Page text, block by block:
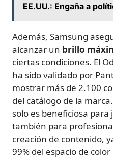
EE.UU.: Engaña a
Además, Samsung
alcanzar un brillo
ciertas condiciones. El
ha sido validado por
mostrar más de 2.100
del catálogo de la
solo es beneficiosa
también para
creación de contenido,
99% del espacio de color